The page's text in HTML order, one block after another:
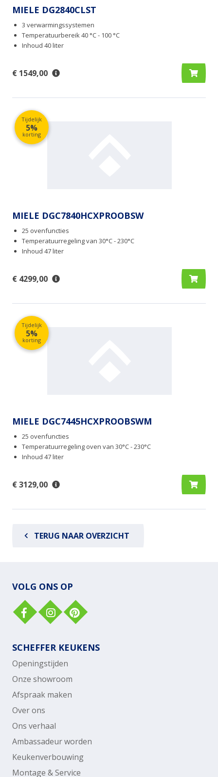
MIELE DG2840CLST
3 verwarmingssystemen
Temperatuurbereik 40 °C - 100 °C
Inhoud 40 liter
€ 1549,00
Tijdelijk
5%
korting
MIELE DGC7840HCXPROOBSW
25 ovenfuncties
Temperatuurregeling van 30°C - 230°C
Inhoud 47 liter
€ 4299,00
Tijdelijk
5%
korting
MIELE DGC7445HCXPROOBSWM
25 ovenfuncties
Temperatuurregeling oven van 30°C - 230°C
Inhoud 47 liter
€ 3129,00
TERUG NAAR OVERZICHT
VOLG ONS OP
SCHEFFER KEUKENS
Openingstijden
Onze showroom
Afspraak maken
Over ons
Ons verhaal
Ambassadeur worden
Keukenverbouwing
Montage & Service